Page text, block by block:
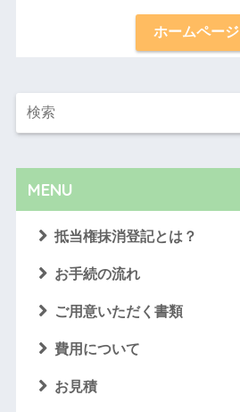
ホームページ
MENU
抵当権抹消登記とは？
お手続の流れ
ご用意いただく書類
費用について
お見積